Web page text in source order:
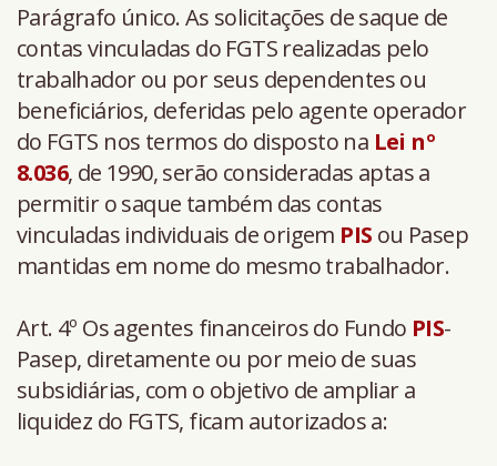
Parágrafo único. As solicitações de saque de
contas vinculadas do FGTS realizadas pelo
trabalhador ou por seus dependentes ou
beneficiários, deferidas pelo agente operador
do FGTS nos termos do disposto na Lei nº
8.036, de 1990, serão consideradas aptas a
permitir o saque também das contas
vinculadas individuais de origem PIS ou Pasep
mantidas em nome do mesmo trabalhador.
Art. 4º Os agentes financeiros do Fundo PIS-
Pasep, diretamente ou por meio de suas
subsidiárias, com o objetivo de ampliar a
liquidez do FGTS, ficam autorizados a: